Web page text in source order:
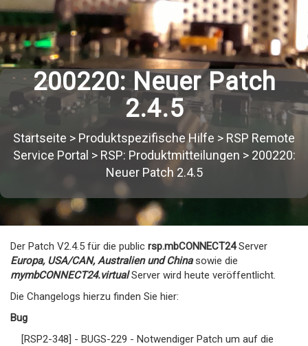
200220: Neuer Patch
2.4.5
Startseite > Produktspezifische Hilfe > RSP Remote
Service Portal > RSP: Produktmitteilungen > 200220:
Neuer Patch 2.4.5
Der Patch V2.4.5 für die public rsp.mbCONNECT24Server
Europa, USA/CAN, Australien und Chinasowie die
mymbCONNECT24.virtualServer wird heute veröffentlicht.
Die Changelogs hierzu finden Sie hier:
Bug
[RSP2-348] - BUGS-229 - Notwendiger Patch um auf die